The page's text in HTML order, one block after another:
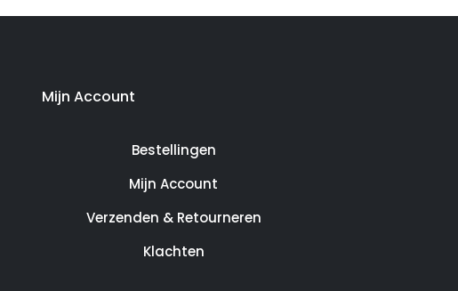
Mijn Account
Bestellingen
Mijn Account
Verzenden & Retourneren
Klachten